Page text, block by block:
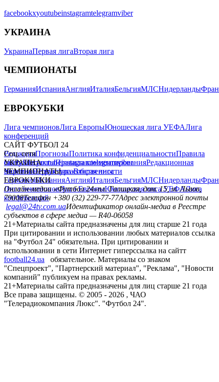
facebookxyoutubeinstagramtelegramviber
УКРАИНА
УкраинаПервая лигаВторая лига
ЧЕМПИОНАТЫ
ГерманияИспанияАнглияИталияБельгияМЛСНидерланды
ЕВРОКУБКИ
Лига чемпионовЛига ЕвропыЮношеская лига УЕФАЛига
конференций
САЙТ ФУТБОЛ 24
РедакцияПрогнозыПолитика конфиденциальностиПравила
сайтуКонтактыПравила комментированияРедакционная
политикаСтруктура собственности
Соц. сети
facebookxyoutubeinstagramtelegramviber
УКРАИНА
УкраинаПервая лигаВторая лига
ЧЕМПИОНАТЫ
ГерманияИспанияАнглияИталияБельгияМЛСНидерланды
ЕВРОКУБКИ
Лига чемпионовЛига ЕвропыЮношеская лига УЕФАЛига
конференций
Онлайн-медиа «Футбол 24»пл. Галицкая, дом. 15, м. Львов,
79008Телефон +380 (32) 229-77-77Адрес электронной почты
legal@24tv.com.uaИдентификатор онлайн-медиа в Реестре
субъектов в сфере медиа — R40-06058
21+Материалы сайта предназначены для лиц старше 21 года
При цитировании и использовании любых материалов ссылка
на "Футбол 24" обязательна. При цитировании и
использовании в сети Интернет гиперссылка на сайтт
football24.ua
обязательное. Материалы со знаком
"Спецпроект", "Партнерский материал", "Реклама", "Новости
компаний" публикуем на правах рекламы.
21+Материалы сайта предназначены для лиц старше 21 года
Все права защищены. © 2005 - 2026 , ЧАО
"Телерадиокомпания Люкс". "Футбол 24".